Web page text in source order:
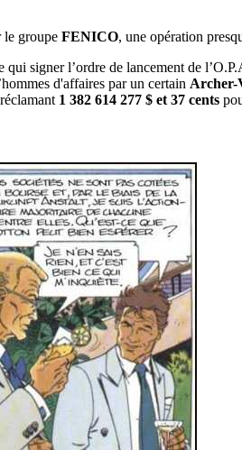
le groupe FENICO, une opération
qui signer l’ordre de lancement de
d'affaires par un certain Archer-
1 382 614 277 $ et 37 cents